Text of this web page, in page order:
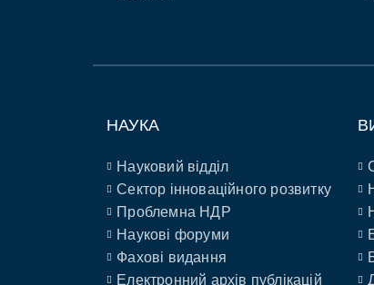
НАУКА
Науковий відділ
Сектор інноваційного розвитку
Проблемна НДР
Наукові форуми
Фахові видання
Електронний архів публікацій